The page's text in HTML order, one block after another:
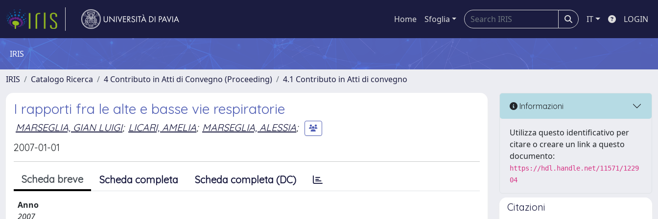
Home Sfoglia IT LOGIN
IRIS
IRIS Catalogo Ricerca 4 Contributo in Atti di Convegno (Proceeding) 4.1 Contributo in Atti di convegno
I rapporti fra le alte e basse vie respiratorie
MARSEGLIA, GIAN LUIGI; LICARI, AMELIA; MARSEGLIA, ALESSIA;
2007-01-01
Scheda breve Scheda completa Scheda completa (DC)
Anno
2007
Informazioni
Utilizza questo identificativo per
citare o creare un link a questo
documento:
https://hdl.handle.net/11571/1229
04
Citazioni